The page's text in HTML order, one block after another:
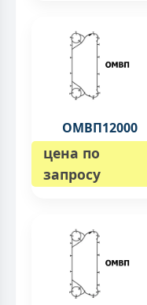
ОМВП12000
цена по
запросу